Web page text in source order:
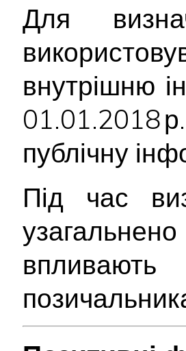
Для
внутрішню
01.01.2018
публічну
Під час
впливають